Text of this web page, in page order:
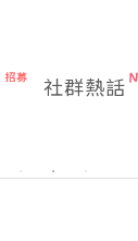
社群熱話